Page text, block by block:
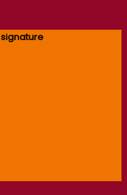
signature